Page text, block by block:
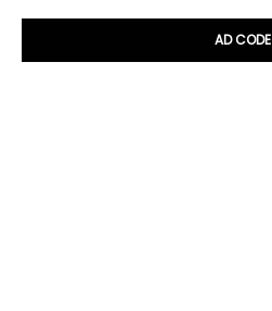
AD CODE